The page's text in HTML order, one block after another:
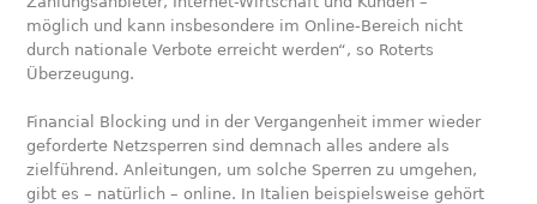
möglich und kann insbesondere im Online-Bereich nicht
durch nationale Verbote erreicht werden“, so Roterts
Überzeugung.
Financial Blocking und in der Vergangenheit immer wieder
geforderte Netzsperren sind demnach alles andere als
zielführend. Anleitungen, um solche Sperren zu umgehen,
gibt es – natürlich – online. In Italien beispielsweise gehört